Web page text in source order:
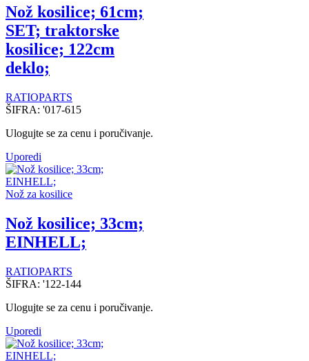
Nož kosilice; 61cm;
SET; traktorske
kosilice; 122cm
deklo;
RATIOPARTS
ŠIFRA: '017-615
Ulogujte se za cenu i poručivanje.
Uporedi
Nož za kosilice
Nož kosilice; 33cm;
EINHELL;
RATIOPARTS
ŠIFRA: '122-144
Ulogujte se za cenu i poručivanje.
Uporedi